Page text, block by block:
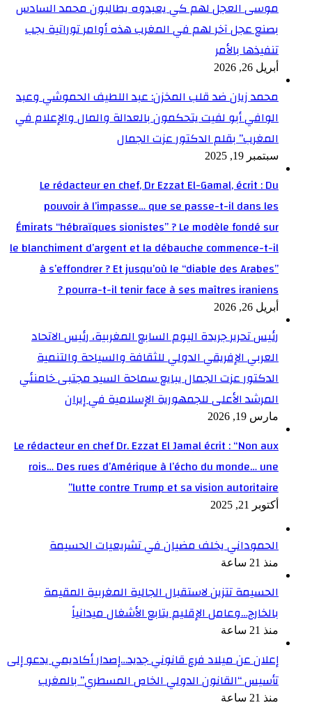
موسى العجل لهم كي يعبدوه يطالبون محمد السادس
بصنع عجل آخر لهم في المغرب هذه أوامر توراتية يجب
تنفيذها بالأمر
أبريل 26, 2026
محمد زيان ضد قلب المخزن: عبد اللطيف الحموشي وعبد
الوافي أبو لفيت يتحكمون بالعدالة والمال والإعلام في
المغرب” بقلم الدكتور عزت الجمال
سبتمبر 19, 2025
Le rédacteur en chef, Dr Ezzat El-Gamal, écrit : Du
pouvoir à l’impasse… que se passe-t-il dans les
Émirats “hébraïques sionistes” ? Le modèle fondé sur
le blanchiment d’argent et la débauche commence-t-il
à s’effondrer ? Et jusqu’où le “diable des Arabes”
pourra-t-il tenir face à ses maîtres iraniens ?
أبريل 26, 2026
رئيس تحرير جريدة اليوم السابع المغربية، رئيس الاتحاد
العربي الإفريقي الدولي للثقافة والسياحة والتنمية
الدكتور عزت الجمال يبايع سماحة السيد مجتبى خامنئي
المرشد الأعلى للجمهورية الإسلامية في إيران
مارس 19, 2026
Le rédacteur en chef Dr. Ezzat El Jamal écrit : “Non aux
rois… Des rues d’Amérique à l’écho du monde… une
lutte contre Trump et sa vision autoritaire”
أكتوبر 21, 2025
الحموداني يخلف مضيان في تشريعيات الحسيمة
منذ 21 ساعة
الحسيمة تتزين لاستقبال الجالية المغربية المقيمة
بالخارج…وعامل الإقليم يتابع الأشغال ميدانياً
منذ 21 ساعة
إعلان عن ميلاد فرع قانوني جديد…إصدار أكاديمي يدعو إلى
تأسيس “القانون الدولي الخاص المسطري” بالمغرب
منذ 21 ساعة